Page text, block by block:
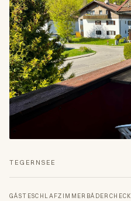
TEGERNSEE
GÄSTESCHLAFZIMMER BÄDER